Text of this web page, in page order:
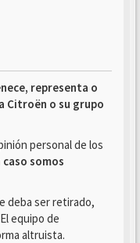
representa o
Citroën o su grupo
personal de los
caso somos
deba ser retirado,
equipo de
altruista.